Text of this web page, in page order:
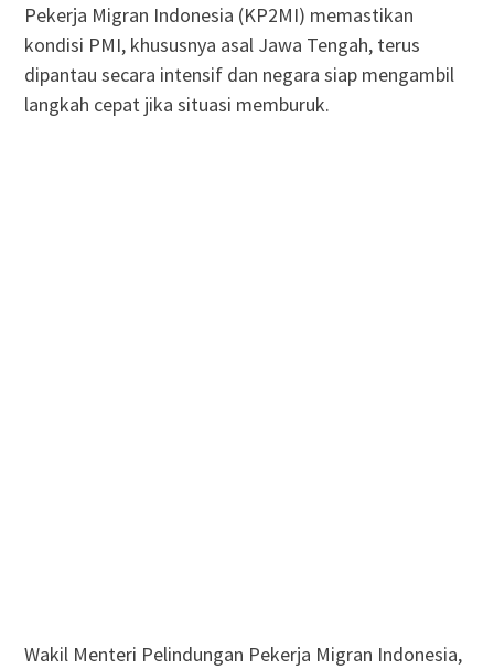
Pekerja Migran Indonesia (KP2MI) memastikan
kondisi PMI, khususnya asal Jawa Tengah, terus
dipantau secara intensif dan negara siap mengambil
langkah cepat jika situasi memburuk.
Wakil Menteri Pelindungan Pekerja Migran Indonesia,